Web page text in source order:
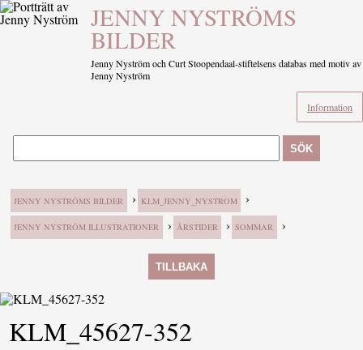
JENNY NYSTRÖMS
BILDER
Jenny Nyström och Curt Stoopendaal-stiftelsens databas med motiv av
Jenny Nyström
Information
SÖK
JENNY NYSTRÖMS BILDER › KLM_JENNY_NYSTROM ›
JENNY NYSTRÖM ILLUSTRATIONER › ÅRSTIDER › SOMMAR ›
TILLBAKA
KLM_45627-352